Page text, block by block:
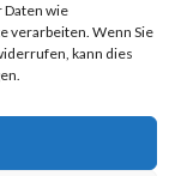
Daten wie
verarbeiten. Wenn Sie
kann dies